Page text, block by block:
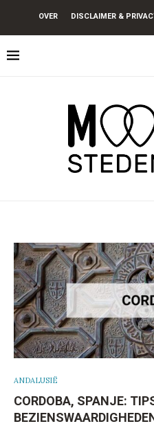
OVER DISCLAIMER &
ANDALUSIË
CORDOBA, SPANJE: